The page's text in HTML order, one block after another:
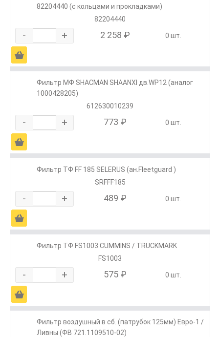
82204440 (с кольцами и прокладками)
82204440
- + 2 258 ₽ 0 шт.
Ä
Фильтр МФ SHACMAN SHAANXI дв.WP12 (аналог
1000428205)
612630010239
- + 773 ₽ 0 шт.
Ä
Фильтр ТФ FF 185 SELERUS (ан.Fleetguard )
SRFFF185
- + 489 ₽ 0 шт.
Ä
Фильтр ТФ FS1003 CUMMINS / TRUCKMARK
FS1003
- + 575 ₽ 0 шт.
Ä
Фильтр воздушный в сб. (патрубок 125мм) Евро-1 /
Ливны (ФВ 721.1109510-02)